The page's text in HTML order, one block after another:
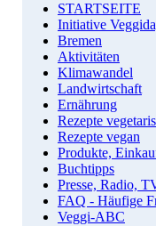
STARTSEITE
Initiative
Bremen
Aktivitäten
Klimawandel
Landwirtschaft
Ernährung
Rezepte
Rezepte vegan
Produkte,
Buchtipps
Presse, Radio,
FAQ - Häufige
Veggi-ABC